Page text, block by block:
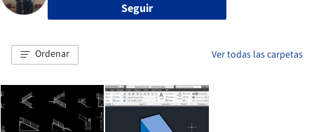
Seguir
Ordenar Ver todas las carpetas